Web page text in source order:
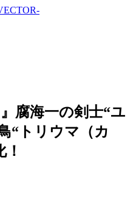
腐海一の剣士“ユ
“トリウマ（カ